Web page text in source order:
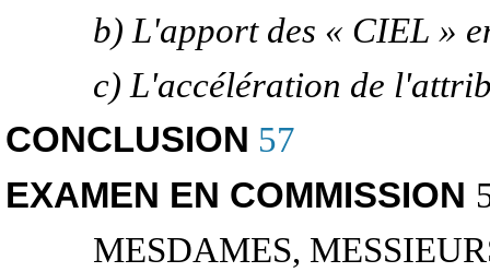
b) L'apport des « CIEL »
c) L'accélération de
CONCLUSION 57
EXAMEN EN COMMISSION
MESDAMES,